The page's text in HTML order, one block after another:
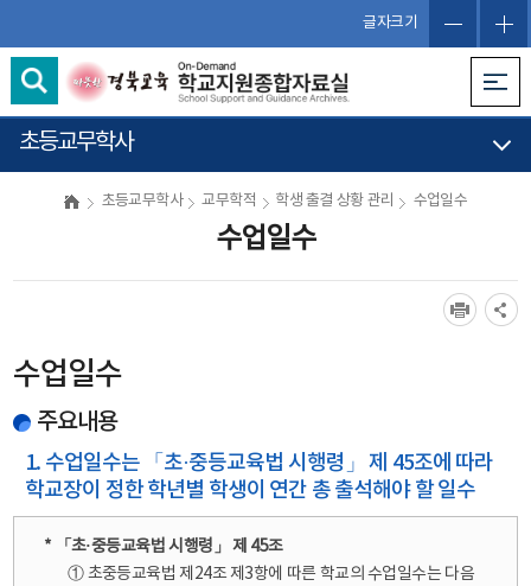
글자크기
초등교무학사
초등교무학사 교무학적 학생 출결 상황 관리 수업일수
수업일수
수업일수
주요내용
1. 수업일수는 「초·중등교육법 시행령」 제 45조에 따라
학교장이 정한 학년별 학생이 연간 총 출석해야 할 일수
* 「초·중등교육법 시행령」 제 45조
① 초중등교육법 제24조 제3항에 따른 학교의 수업일수는 다음